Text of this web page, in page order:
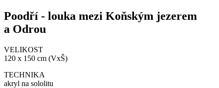
Poodří - louka mezi Koňským jezerem
a Odrou
VELIKOST
120 x 150 cm (VxŠ)
TECHNIKA
akryl na sololitu